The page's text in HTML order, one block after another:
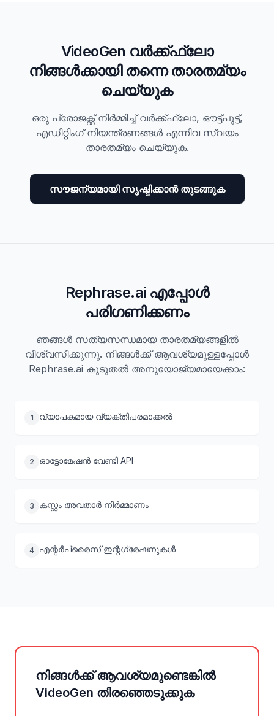
VideoGen വർക്ക്ഫ്ലോ
നിങ്ങൾക്കായി തന്നെ താരതമ്യം
ചെയ്യുക
ഒരു പ്രോജക്റ്റ് നിർമ്മിച്ച് വർക്ക്ഫ്ലോ, ഔട്ട്‌പുട്ട്,
എഡിറ്റിംഗ് നിയന്ത്രണങ്ങൾ എന്നിവ സ്വയം
താരതമ്യം ചെയ്യുക.
സൗജന്യമായി സൃഷ്ടിക്കാൻ തുടങ്ങുക
Rephrase.ai എപ്പോൾ
പരിഗണിക്കണം
ഞങ്ങൾ സത്യസന്ധമായ താരതമ്യങ്ങളിൽ
വിശ്വസിക്കുന്നു. നിങ്ങൾക്ക് ആവശ്യമുള്ളപ്പോൾ
Rephrase.ai കൂടുതൽ അനുയോജ്യമായേക്കാം:
1 വ്യാപകമായ വ്യക്തിപരമാക്കൽ
2 ഓട്ടോമേഷൻ വേണ്ടി API
3 കസ്റ്റം അവതാർ നിർമ്മാണം
4 എന്റർപ്രൈസ് ഇന്റഗ്രേഷനുകൾ
നിങ്ങൾക്ക് ആവശ്യമുണ്ടെങ്കിൽ
VideoGen തിരഞ്ഞെടുക്കുക